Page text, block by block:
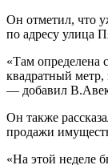
Он отметил, что
по адресу улица
«Там определена
квадратный метр,
— добавил
Он также
продажи
«На этой неделе